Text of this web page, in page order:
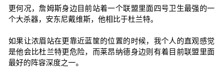
更何况，詹姆斯身边目前站着一个联盟里面四号卫生最强的一
个大杀器，安东尼戴维斯，他相比于杜兰特。
如果让浓眉站在更靠近蓝筐的位置的时候，我个人的直观感觉
是他会比杜兰特更危险，而莱昂纳德身边则有着目前联盟里面
最好的阵容深度之一。